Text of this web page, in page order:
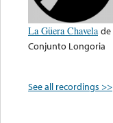
La Güera Chavela de
Conjunto Longoria
See all recordings >>